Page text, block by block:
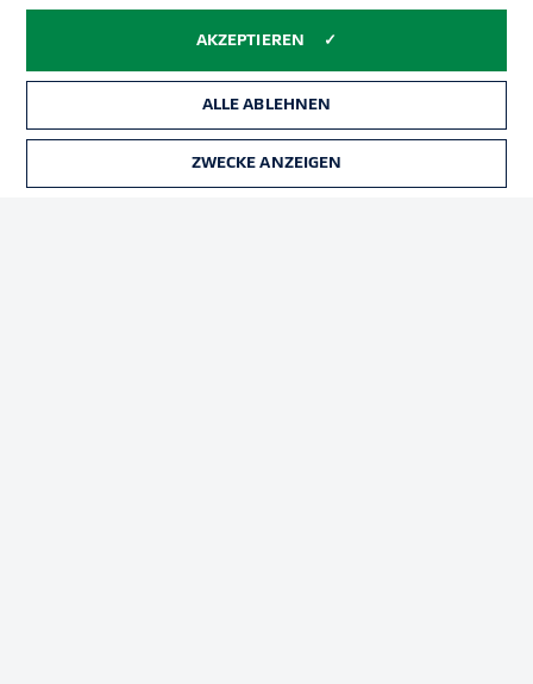
Rechtliche Hinweise Voreinstellungen verwalten
AKZEPTIEREN
ALLE ABLEHNEN
ZWECKE ANZEIGEN